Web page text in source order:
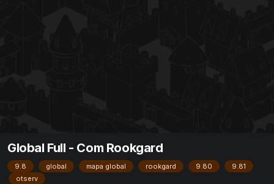
Global Full - Com Rookgard
9.8 global mapa global rookgard 9.80
9.81
otserv